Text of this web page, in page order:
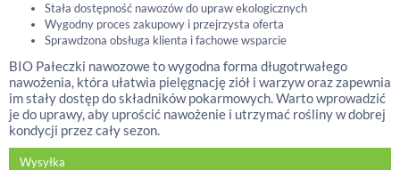
Stała dostępność nawozów do upraw ekologicznych
Wygodny proces zakupowy i przejrzysta oferta
Sprawdzona obsługa klienta i fachowe wsparcie
BIO Pałeczki nawozowe to wygodna forma długotrwałego
nawożenia, która ułatwia pielęgnację ziół i warzyw oraz zapewnia
im stały dostęp do składników pokarmowych. Warto wprowadzić
je do uprawy, aby uprościć nawożenie i utrzymać rośliny w dobrej
kondycji przez cały sezon.
Wysyłka